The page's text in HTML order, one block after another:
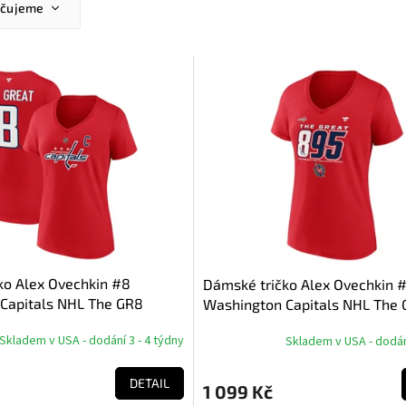
Alex Ovechkin #8
NHL The GR8
Skladem v USA - dodání 3 - 4 týdny
DETAIL
Dámské tričko Alex Ovechkin
Washington Capitals NHL The
Skladem v USA -
1 099 Kč